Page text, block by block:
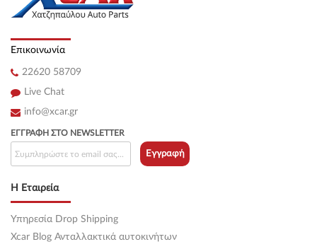
Επικοινωνία
22620 58709
Live Chat
info@xcar.gr
Η Εταιρεία
Υπηρεσία Drop Shipping
Xcar Blog Ανταλλακτικά αυτοκινήτων
ΕΓΓΡΑΦΉ ΣΤΟ NEWSLETTER
Εγγραφή